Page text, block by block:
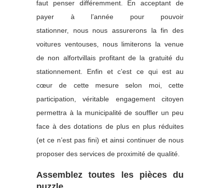
faut penser différemment. En acceptant de
payer à l’année pour pouvoir
stationner, nous nous assurerons la fin des
voitures ventouses, nous limiterons la venue
de non alfortvillais profitant de la gratuité du
stationnement. Enfin et c’est ce qui est au
cœur de cette mesure selon moi, cette
participation, véritable engagement citoyen
permettra à la municipalité de souffler un peu
face à des dotations de plus en plus réduites
(et ce n’est pas fini) et ainsi continuer de nous
proposer des services de proximité de qualité.
Assemblez toutes les pièces du